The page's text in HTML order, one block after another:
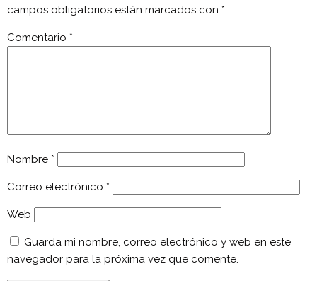
campos obligatorios están marcados con *
Comentario *
Nombre *
Correo electrónico *
Web
Guarda mi nombre, correo electrónico y web en este
navegador para la próxima vez que comente.